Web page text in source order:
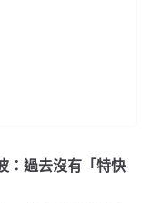
：過去沒有「特快